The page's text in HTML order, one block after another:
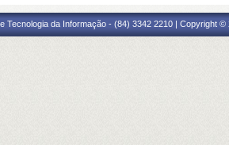
Tecnologia da Informação - (84) 3342 2210 | Copyright